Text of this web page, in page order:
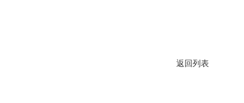
返回列表